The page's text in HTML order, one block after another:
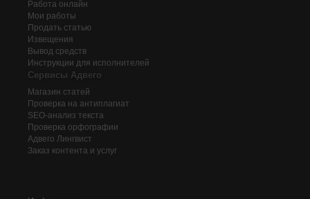
Работа онлайн
Мои работы
Продать статью
Извещения
Вывод средств
Инструкции для исполнителей
Сервисы Адвего
Магазин статей
Проверка на антиплагиат
SEO-анализ текста
Проверка орфографии
Адвего Лингвист
Заказ контента и услуг